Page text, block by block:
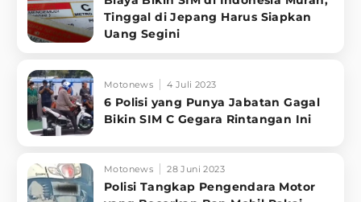
Tinggal di Jepang Harus Siapkan
Uang Segini
Motonews 4 Juli 2023
6 Polisi yang Punya Jabatan Gagal
Bikin SIM C Gegara Rintangan Ini
Motonews 28 Juni 2023
Polisi Tangkap Pengendara Motor